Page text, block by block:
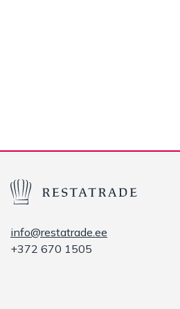
info@restatrade.ee
+372 670 1505